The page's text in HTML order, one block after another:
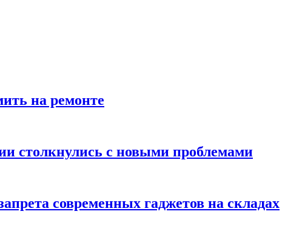
на ремонте
столкнулись с новыми проблемами
современных гаджетов на складах